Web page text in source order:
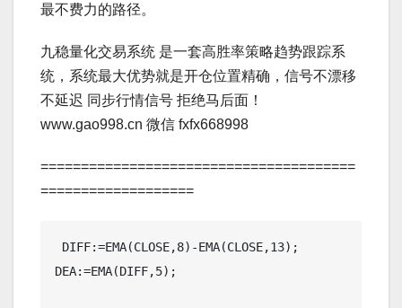
最不费力的路径。
九稳量化交易系统 是一套高胜率策略趋势跟踪系
统，系统最大优势就是开仓位置精确，信号不漂移
不延迟 同步行情信号 拒绝马后面！
www.gao998.cn 微信 fxfx668998
=======================================
===================
DEA:=EMA(DIFF,5);